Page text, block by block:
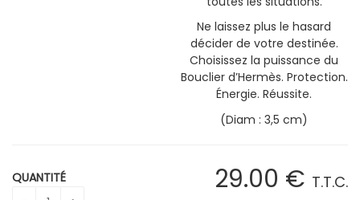
Ne laissez plus le hasard
décider de votre destinée.
Choisissez la puissance du
Bouclier d’Hermès. Protection.
Énergie. Réussite.
(Diam : 3,5 cm)
29.00 € T.T.C.
QUANTITÉ